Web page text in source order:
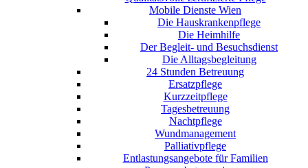
Mobile Dienste Wien
Die Hauskrankenpflege
Die Heimhilfe
Der Begleit- und Besuchsdienst
Die Alltagsbegleitung
24 Stunden Betreuung
Ersatzpflege
Kurzzeitpflege
Tagesbetreuung
Nachtpflege
Wundmanagement
Palliativpflege
Entlastungsangebote für Familien